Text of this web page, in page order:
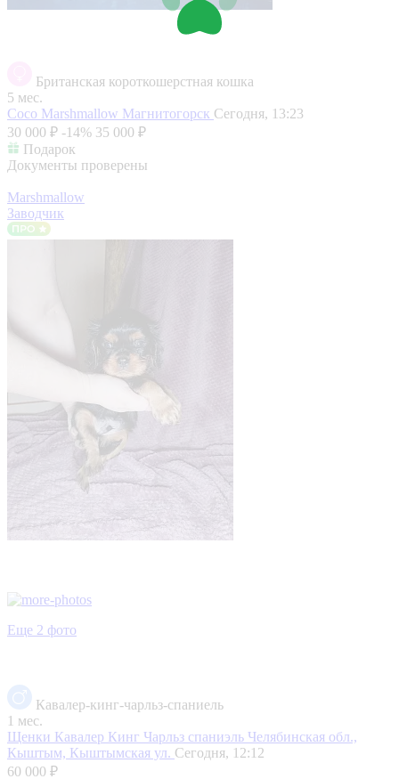
Британская короткошерстная кошка
5 мес.
Coco Marshmallow Магнитогорск Сегодня, 13:23
30 000 ₽ -14% 35 000 ₽
Подарок
Документы проверены
Marshmallow
Заводчик
Еще 2 фото
Кавалер-кинг-чарльз-спаниель
1 мес.
Щенки Кавалер Кинг Чарльз спаниэль Челябинская обл.,
Кыштым, Кыштымская ул. Сегодня, 12:12
60 000 ₽